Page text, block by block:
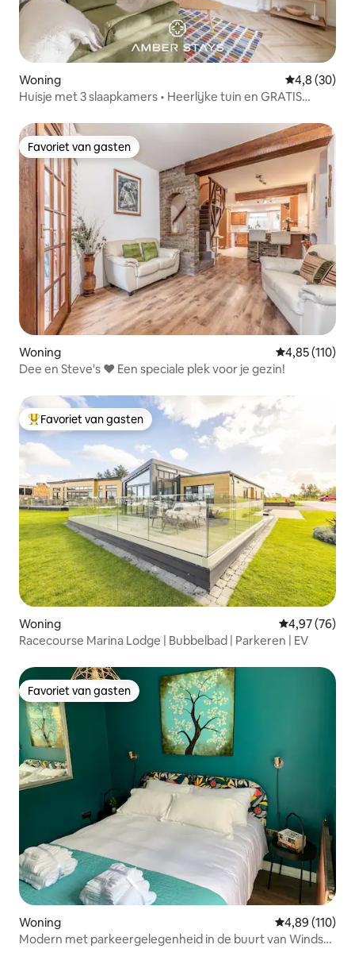
Woning Gemiddelde
4,8 (30)
Huisje met 3 slaapkamers • Heerlijke tuin en GRATIS
Favoriet van gasten
Favoriet van gasten
Woning Gemiddelde
4,85 (110)
Dee en Steve's ❤ Een speciale plek voor je gezin!
Topfavoriet van gasten
Favoriet van gasten
Woning Gemiddelde
4,97 (76)
Racecourse Marina Lodge | Bubbelbad | Parkeren | EV
Favoriet van gasten
Favoriet van gasten
Woning Gemiddelde
4,89 (110)
Modern met parkeergelegenheid in de buurt van Windsor